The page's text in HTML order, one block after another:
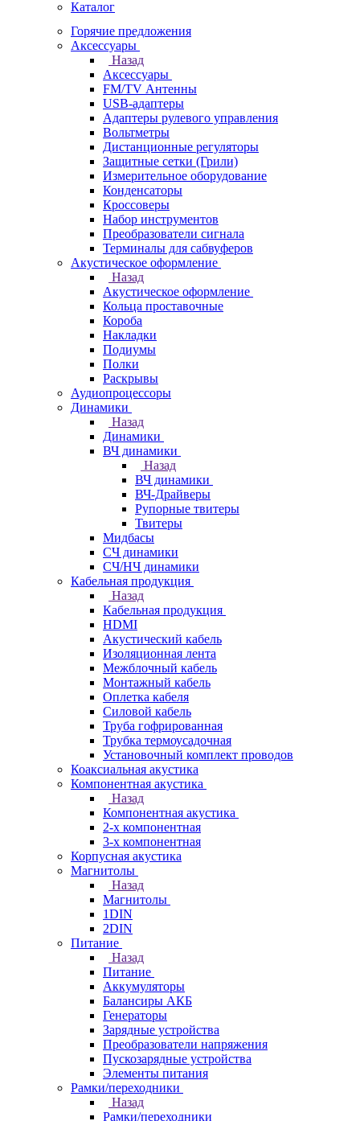
Каталог
Горячие предложения
Аксессуары
Назад
Аксессуары
FM/TV Антенны
USB-адаптеры
Адаптеры рулевого управления
Вольтметры
Дистанционные регуляторы
Защитные сетки (Грили)
Измерительное оборудование
Конденсаторы
Кроссоверы
Набор инструментов
Преобразователи сигнала
Терминалы для сабвуферов
Акустическое оформление
Назад
Акустическое оформление
Кольца проставочные
Короба
Накладки
Подиумы
Полки
Раскрывы
Аудиопроцессоры
Динамики
Назад
Динамики
ВЧ динамики
Назад
ВЧ динамики
ВЧ-Драйверы
Рупорные твитеры
Твитеры
Мидбасы
СЧ динамики
СЧ/НЧ динамики
Кабельная продукция
Назад
Кабельная продукция
HDMI
Акустический кабель
Изоляционная лента
Межблочный кабель
Монтажный кабель
Оплетка кабеля
Силовой кабель
Труба гофрированная
Трубка термоусадочная
Установочный комплект проводов
Коаксиальная акустика
Компонентная акустика
Назад
Компонентная акустика
2-х компонентная
3-х компонентная
Корпусная акустика
Магнитолы
Назад
Магнитолы
1DIN
2DIN
Питание
Назад
Питание
Аккумуляторы
Балансиры АКБ
Генераторы
Зарядные устройства
Преобразователи напряжения
Пускозарядные устройства
Элементы питания
Рамки/переходники
Назад
Рамки/переходники